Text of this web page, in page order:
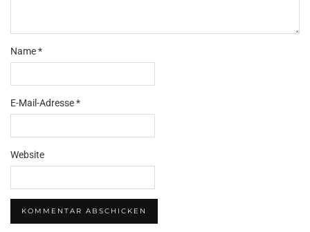
Name*
E-Mail-Adresse*
Website